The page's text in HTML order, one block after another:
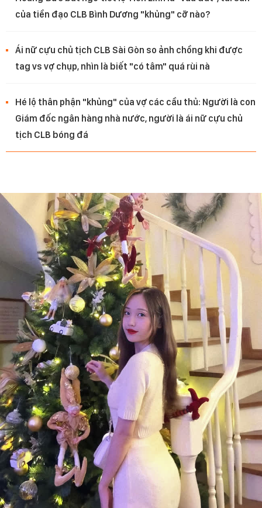
của tiền đạo CLB Bình Dương "khủng" cỡ nào?
Ái nữ cựu chủ tịch CLB Sài Gòn so ảnh chồng khi được
tag vs vợ chụp, nhìn là biết "có tâm" quá rùi nà
Hé lộ thân phận "khủng" của vợ các cầu thủ: Người là con
Giám đốc ngân hàng nhà nước, người là ái nữ cựu chủ
tịch CLB bóng đá